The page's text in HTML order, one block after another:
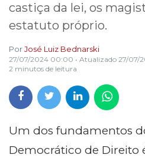
castiça da lei, os
estatuto próprio.
PorJosé Luiz Bednarski
27/07/2024 00:00 • Atualizado 27/07/
2 minutos de leitura
Um dos fundamentos
Democrático de Direito